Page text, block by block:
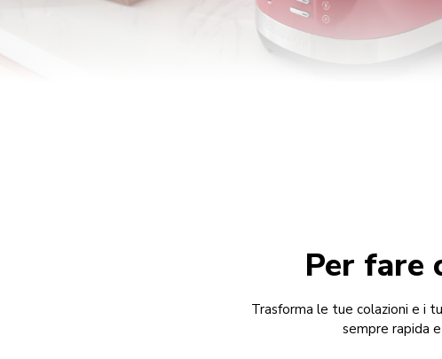
Per fare
Trasforma le tue colazioni e i
sempre rapida